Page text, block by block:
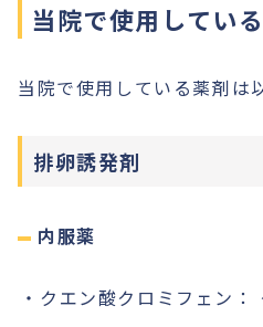
当院で使用してい
当院で使用している薬剤は
排卵誘発剤
内服薬
クエン酸クロミフェン：